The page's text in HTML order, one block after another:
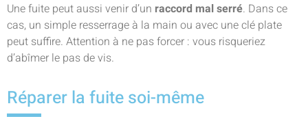
Une fuite peut aussi venir d’un raccord mal serré. Dans ce
cas, un simple resserrage à la main ou avec une clé plate
peut suffire. Attention à ne pas forcer : vous risqueriez
d’abîmer le pas de vis.
Réparer la fuite soi-même